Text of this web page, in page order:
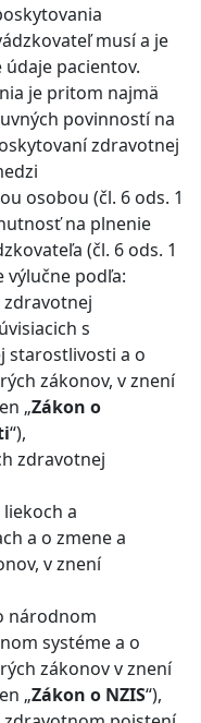
musí a je
pacientov.
je pritom najmä
povinností na
zdravotnej
osobou (čl. 6 ods. 1
na plnenie
(čl. 6 ods. 1
výlučne podľa:
zdravotnej
s
starostlivosti a o
zákonov, v znení
„Zákon o
“),
zdravotnej
liekoch a
a o zmene a
v znení
národnom
systéme a o
zákonov v znení
„Zákon o NZIS“),